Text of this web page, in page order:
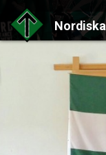
Nordiska